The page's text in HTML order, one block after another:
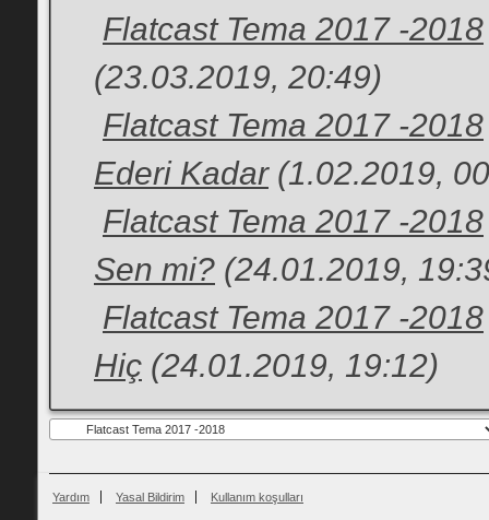
Flatcast Tema 2017 -2018
(23.03.2019, 20:49)
Flatcast Tema 2017 -2018
Ederi Kadar (1.02.2019,
Flatcast Tema 2017 -2018
Sen mi? (24.01.2019,
Flatcast Tema 2017 -2018
Hiç (24.01.2019, 19:12)
Yardım Yasal Bildirim Kullanım koşulları